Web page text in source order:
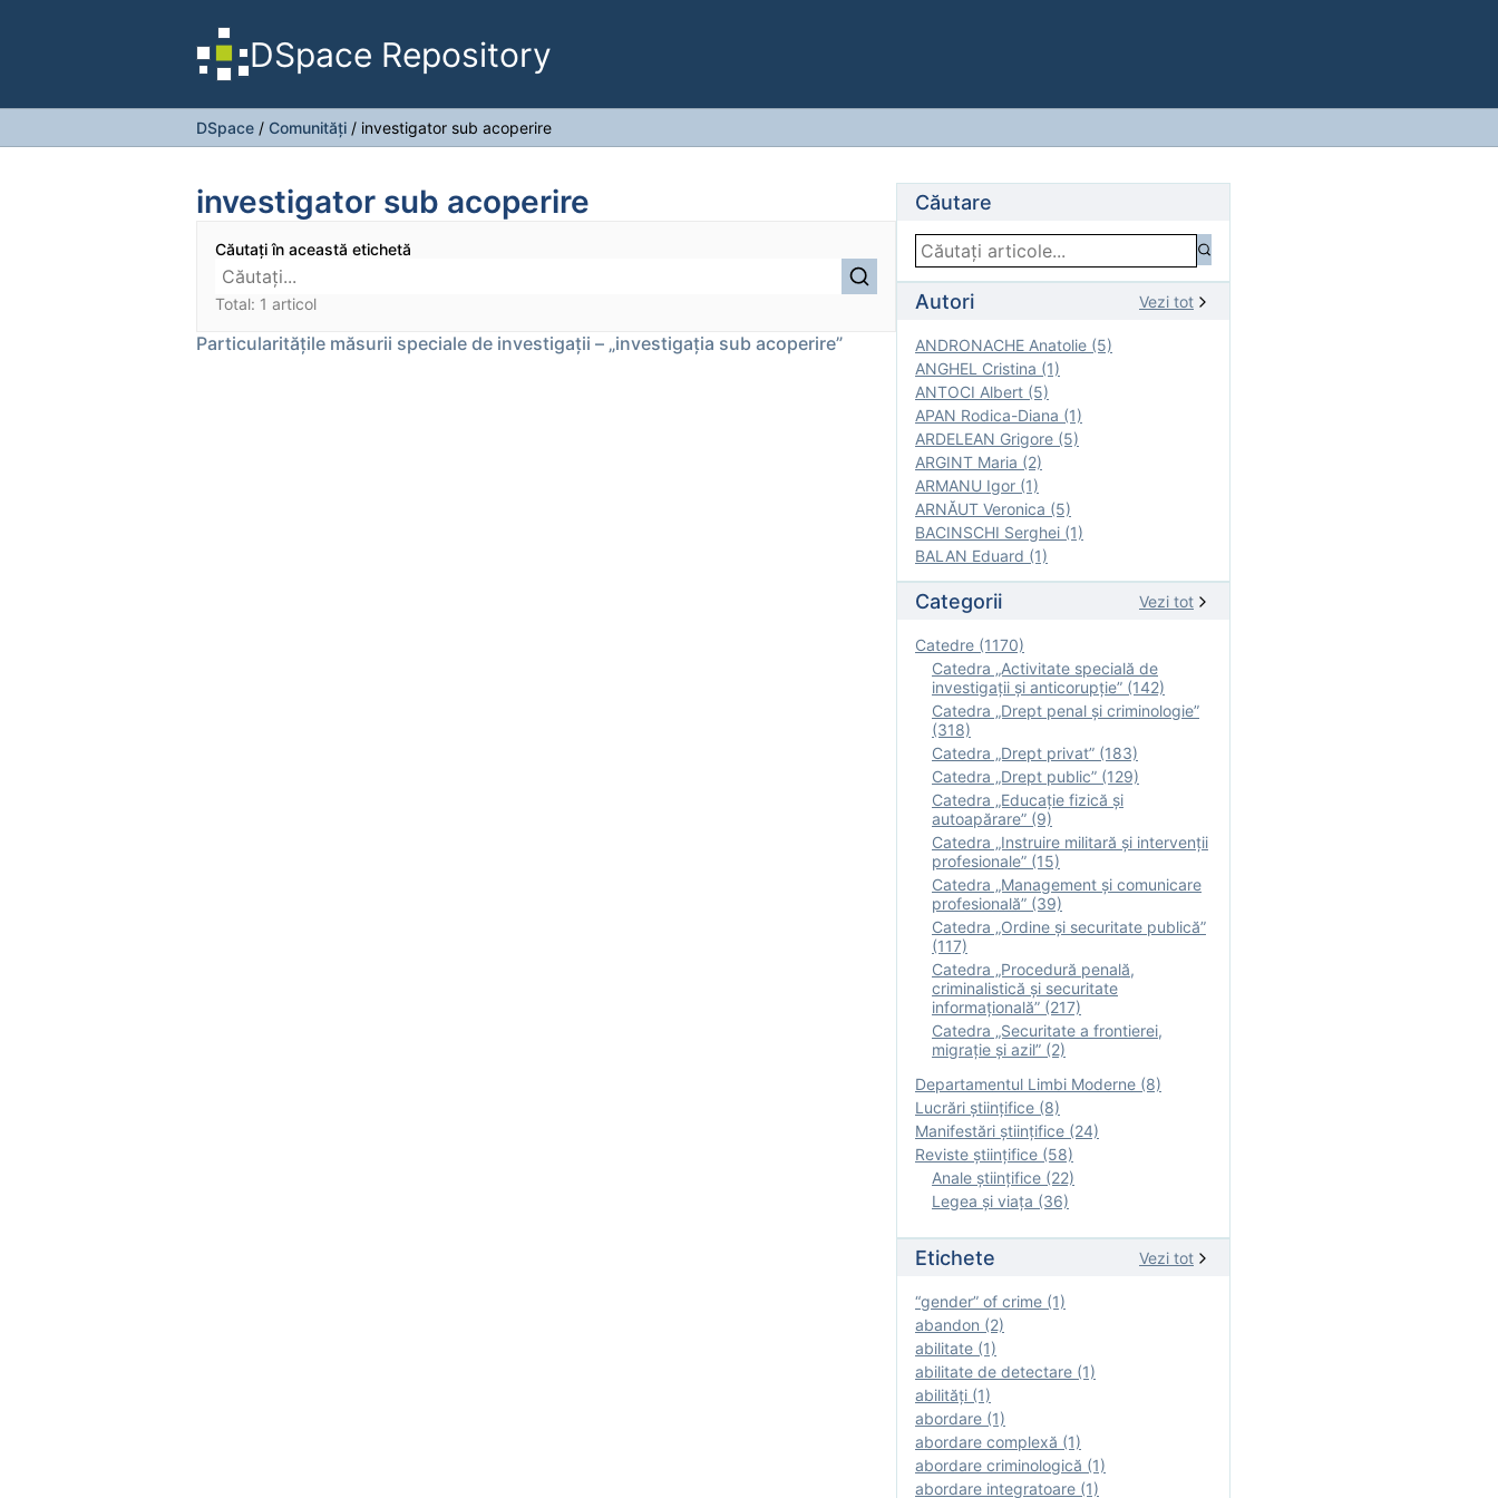
DSpace Repository
DSpace / Comunități / investigator sub acoperire
investigator sub acoperire
Căutați în această etichetă
Total: 1 articol
Particularitățile măsurii speciale de investigații – „investigația sub acoperire”
Căutare
Autori Vezi tot
ANDRONACHE Anatolie (5)
ANGHEL Cristina (1)
ANTOCI Albert (5)
APAN Rodica-Diana (1)
ARDELEAN Grigore (5)
ARGINT Maria (2)
ARMANU Igor (1)
ARNĂUT Veronica (5)
BACINSCHI Serghei (1)
BALAN Eduard (1)
Categorii Vezi tot
Catedre (1170)
Catedra „Activitate specială de
investigaţii şi anticorupție” (142)
Catedra „Drept penal și criminologie”
(318)
Catedra „Drept privat” (183)
Catedra „Drept public” (129)
Catedra „Educație fizică şi
autoapărare” (9)
Catedra „Instruire militară şi intervenţii
profesionale” (15)
Catedra „Management și comunicare
profesională” (39)
Catedra „Ordine și securitate publică”
(117)
Catedra „Procedură penală,
criminalistică și securitate
informațională” (217)
Catedra „Securitate a frontierei,
migrație și azil” (2)
Departamentul Limbi Moderne (8)
Lucrări științifice (8)
Manifestări ştiinţifice (24)
Reviste ştiinţifice (58)
Anale ştiinţifice (22)
Legea şi viaţa (36)
Etichete Vezi tot
“gender” of crime (1)
abandon (2)
abilitate (1)
abilitate de detectare (1)
abilităţi (1)
abordare (1)
abordare complexă (1)
abordare criminologică (1)
abordare integratoare (1)